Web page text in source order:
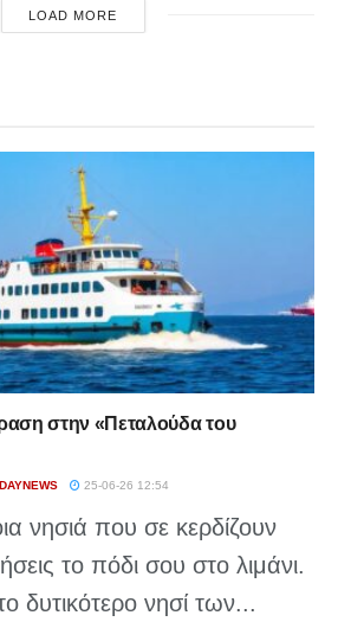
LOAD MORE
στην «Πεταλούδα του
25-06-26 12:54
νησιά που σε κερδίζουν
το πόδι σου στο λιμάνι.
δυτικότερο νησί των...